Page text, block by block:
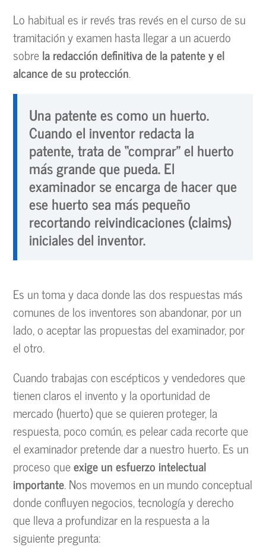
Lo habitual es ir revés tras revés en el curso de su
tramitación y examen hasta llegar a un acuerdo
sobrela redacción definitiva de la patente y el
alcance de su protección.
Una patente es como un huerto.
Cuando el inventor redacta la
patente, trata de “comprar” el huerto
más grande que pueda. El
examinador se encarga de hacer que
ese huerto sea más pequeño
recortando reivindicaciones (claims)
iniciales del inventor.
Es un toma y daca donde las dos respuestas más
comunes de los inventores son abandonar, por un
lado, o aceptar las propuestas del examinador, por
el otro.
Cuando trabajas con escépticos y vendedores que
tienen claros el invento y la oportunidad de
mercado (huerto) que se quieren proteger, la
respuesta, poco común, es pelear cada recorte que
el examinador pretende dar a nuestro huerto. Es un
proceso queexige un esfuerzo intelectual
importante. Nos movemos en un mundo conceptual
donde confluyen negocios, tecnología y derecho
que lleva a profundizar en la respuesta a la
siguiente pregunta: